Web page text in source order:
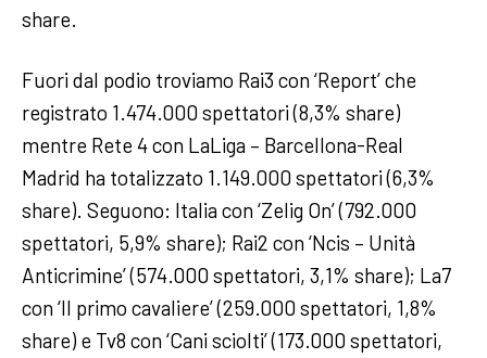
share.
Fuori dal podio troviamo Rai3 con ‘Report’ che
registrato 1.474.000 spettatori (8,3% share)
mentre Rete 4 con LaLiga – Barcellona-Real
Madrid ha totalizzato 1.149.000 spettatori (6,3%
share). Seguono: Italia con ‘Zelig On’ (792.000
spettatori, 5,9% share); Rai2 con ‘Ncis – Unità
Anticrimine’ (574.000 spettatori, 3,1% share); La7
con ‘Il primo cavaliere’ (259.000 spettatori, 1,8%
share) e Tv8 con ‘Cani sciolti’ (173.000 spettatori,